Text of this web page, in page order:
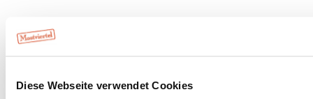
Diese Webseite verwendet Cookies